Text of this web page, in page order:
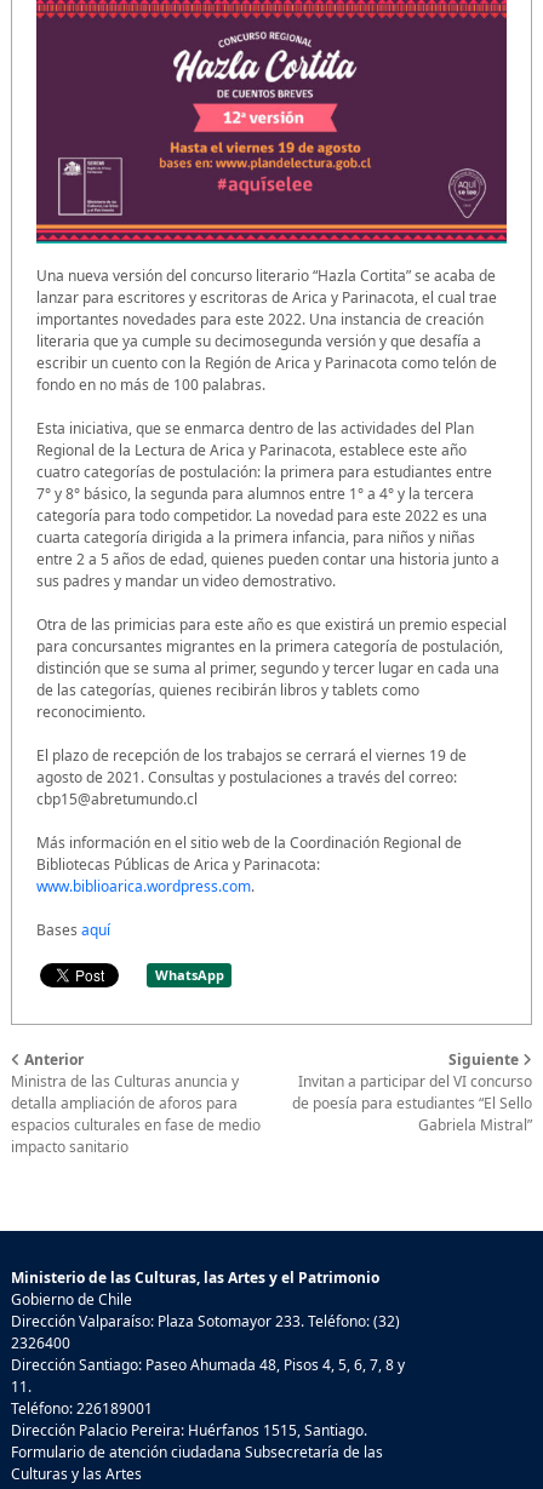
Una nueva versión del concurso literario “Hazla Cortita” se acaba de
lanzar para escritores y escritoras de Arica y Parinacota, el cual trae
importantes novedades para este 2022. Una instancia de creación
literaria que ya cumple su decimosegunda versión y que desafía a
escribir un cuento con la Región de Arica y Parinacota como telón de
fondo en no más de 100 palabras.
Esta iniciativa, que se enmarca dentro de las actividades del Plan
Regional de la Lectura de Arica y Parinacota, establece este año
cuatro categorías de postulación: la primera para estudiantes entre
7° y 8° básico, la segunda para alumnos entre 1° a 4° y la tercera
categoría para todo competidor. La novedad para este 2022 es una
cuarta categoría dirigida a la primera infancia, para niños y niñas
entre 2 a 5 años de edad, quienes pueden contar una historia junto a
sus padres y mandar un video demostrativo.
Otra de las primicias para este año es que existirá un premio especial
para concursantes migrantes en la primera categoría de postulación,
distinción que se suma al primer, segundo y tercer lugar en cada una
de las categorías, quienes recibirán libros y tablets como
reconocimiento.
El plazo de recepción de los trabajos se cerrará el viernes 19 de
agosto de 2021. Consultas y postulaciones a través del correo:
cbp15@abretumundo.cl
Más información en el sitio web de la Coordinación Regional de
Bibliotecas Públicas de Arica y Parinacota:
www.biblioarica.wordpress.com.
Bases aquí
WhatsApp
Anterior
Ministra de las Culturas anuncia y
detalla ampliación de aforos para
espacios culturales en fase de medio
impacto sanitario
Siguiente
Invitan a participar del VI concurso
de poesía para estudiantes “El Sello
Gabriela Mistral”
Ministerio de las Culturas, las Artes y el Patrimonio
Gobierno de Chile
Dirección Valparaíso: Plaza Sotomayor 233. Teléfono: (32)
2326400
Dirección Santiago: Paseo Ahumada 48, Pisos 4, 5, 6, 7, 8 y
11.
Teléfono: 226189001
Dirección Palacio Pereira: Huérfanos 1515, Santiago.
Formulario de atención ciudadana Subsecretaría de las
Culturas y las Artes